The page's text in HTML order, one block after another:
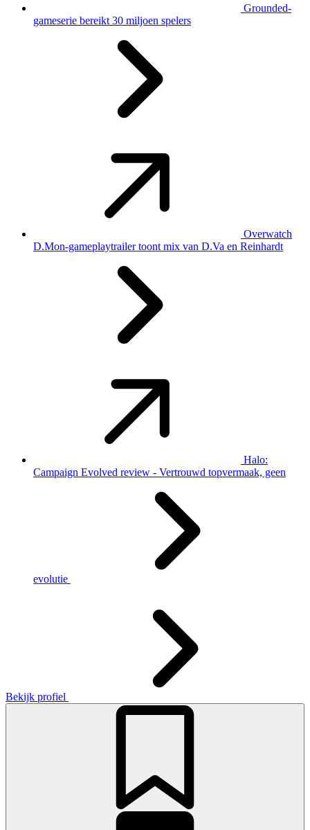
Grounded-
gameserie bereikt 30 miljoen spelers
Overwatch
D.Mon-gameplaytrailer toont mix van D.Va en Reinhardt
Halo:
Campaign Evolved review - Vertrouwd topvermaak, geen
evolutie
Bekijk profiel